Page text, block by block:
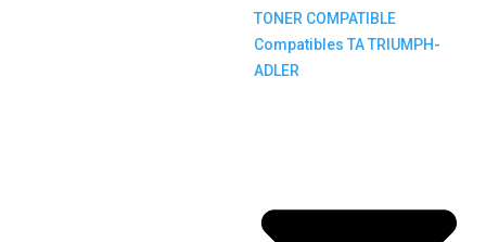
TONER COMPATIBLE
Compatibles TA TRIUMPH-
ADLER